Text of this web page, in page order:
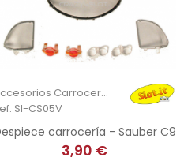
Accesorios Carrocería
SI-CS05V
carrocería - Sauber C9
3,90 €